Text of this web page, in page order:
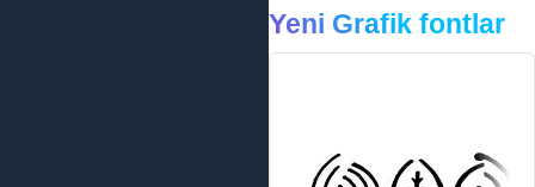
Yeni Grafik fontlar